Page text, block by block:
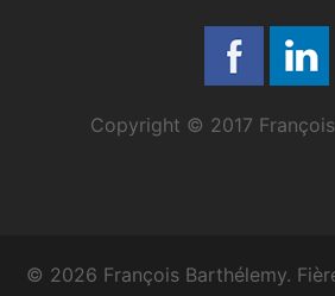
Copyright © 2017
© 2026 François Barthélemy.